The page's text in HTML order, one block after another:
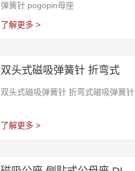
弹簧针 pogopin母座
了解更多 >
双头式磁吸弹簧针 折弯式
双头式磁吸弹簧针 折弯式磁吸弹簧针
了解更多 >